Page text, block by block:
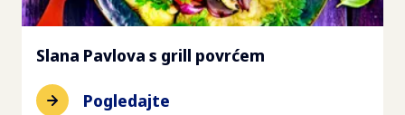
Slana Pavlova s grill povrćem
Pogledajte